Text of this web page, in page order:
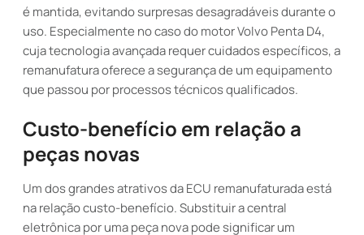
é mantida, evitando surpresas desagradáveis durante o
uso. Especialmente no caso do motor Volvo Penta D4,
cuja tecnologia avançada requer cuidados específicos, a
remanufatura oferece a segurança de um equipamento
que passou por processos técnicos qualificados.
Custo-benefício em relação a
peças novas
Um dos grandes atrativos da ECU remanufaturada está
na relação custo-benefício. Substituir a central
eletrônica por uma peça nova pode significar um